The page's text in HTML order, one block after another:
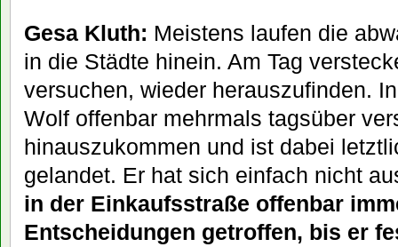
Gesa Kluth: Meistens laufen die
in die Städte hinein. Am Tag
versuchen, wieder herauszufinden.
Wolf offenbar mehrmals tagsüber
hinauszukommen und ist dabei
gelandet. Er hat sich einfach nicht
in der Einkaufsstraße offenbar
Entscheidungen getroffen, bis er